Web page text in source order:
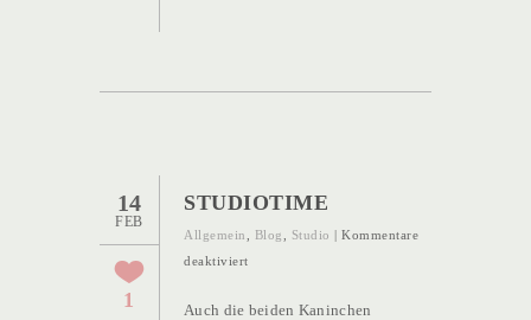
14
FEB
1
STUDIOTIME
Allgemein Blog Studio | Kommentare
deaktiviertfür
Auch die beiden Kaninchen